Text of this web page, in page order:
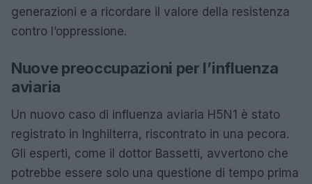
generazioni e a ricordare il valore della resistenza
contro l’oppressione.
Nuove preoccupazioni per l’influenza
aviaria
Un nuovo caso di influenza aviaria H5N1 è stato
registrato in Inghilterra, riscontrato in una pecora.
Gli esperti, come il dottor Bassetti, avvertono che
potrebbe essere solo una questione di tempo prima